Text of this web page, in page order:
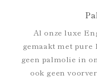
Al onze luxe
gemaakt met pure
geen palmolie in
ook geen